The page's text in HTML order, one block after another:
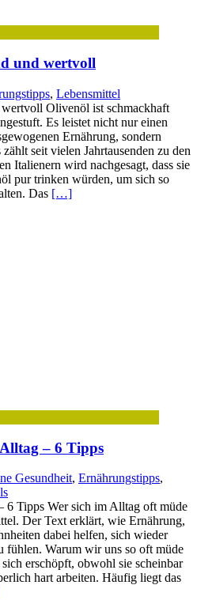
und wertvoll
, Lebensmittel
Olivenöl ist schmackhaft
Es leistet nicht nur einen
Ernährung, sondern
seit vielen Jahrtausenden zu den
Italienern wird nachgesagt, dass sie
pur trinken würden, um sich so
Das […]
– 6 Tipps
Gesundheit, Ernährungstipps,
6 Tipps Wer sich im Alltag oft müde
Der Text erklärt, wie Ernährung,
dabei helfen, sich wieder
fühlen. Warum wir uns so oft müde
erschöpft, obwohl sie scheinbar
hart arbeiten. Häufig liegt das